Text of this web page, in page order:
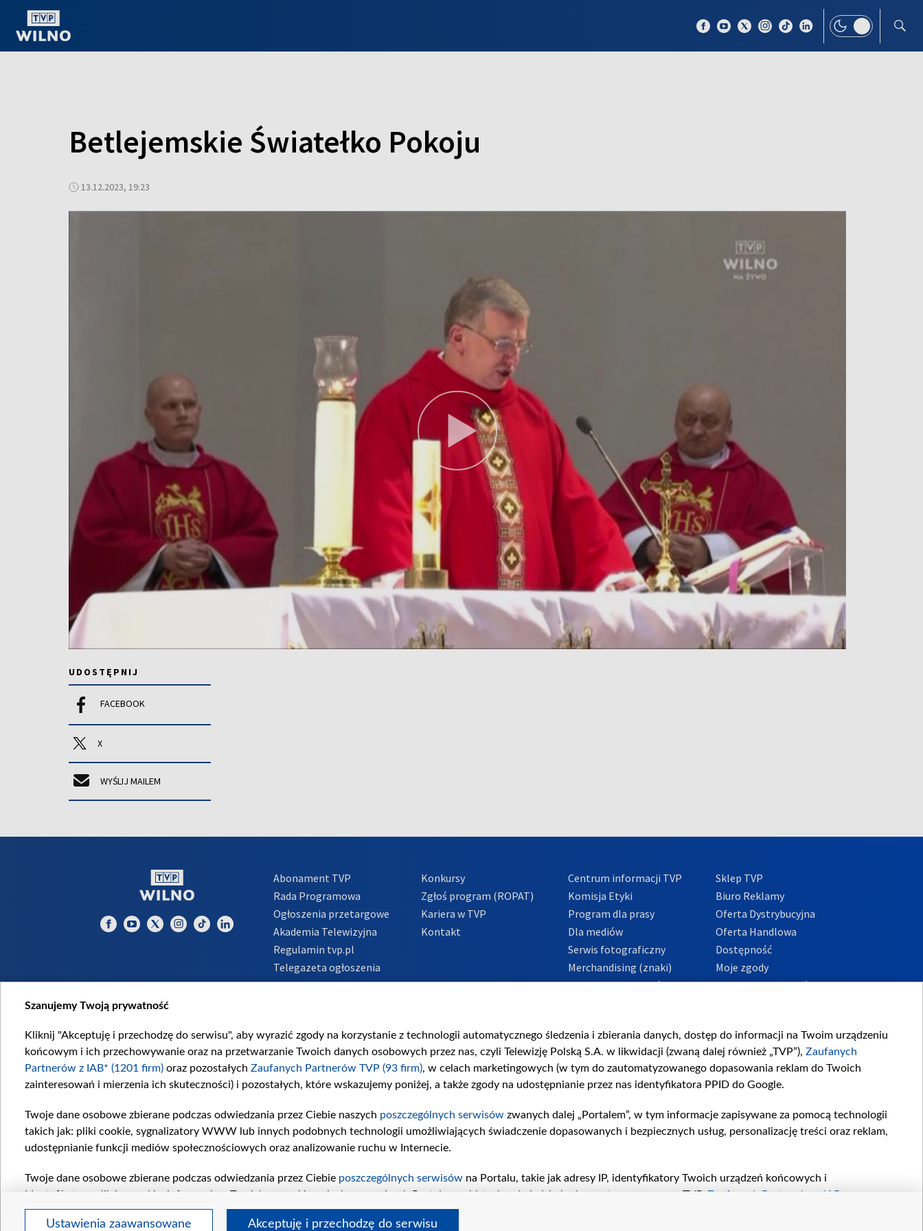
Betlejemskie Światełko Pokoju
13.12.2023, 19:23
UDOSTĘPNIJ
FACEBOOK
X
WYŚLIJ MAILEM
Abonament TVP
Rada Programowa
Ogłoszenia przetargowe
Akademia Telewizyjna
Regulamin tvp.pl
Telegazeta ogłoszenia
Informacje o nadawcy
Konkursy
Zgłoś program (ROPAT)
Kariera w TVP
Kontakt
Centrum informacji TVP
Komisja Etyki
Program dla prasy
Dla mediów
Serwis fotograficzny
Merchandising (znaki)
Polityka Prywatności
Sklep TVP
Biuro Reklamy
Oferta Dystrybucyjna
Oferta Handlowa
Dostępność
Moje zgody
Procedura zgłoszeń
Szanujemy Twoją prywatność
Kliknij "Akceptuję i przechodzę do serwisu", aby wyrazić zgody na korzystanie z technologii automatycznego śledzenia i zbierania danych, dostęp do informacji na Twoim urządzeniu
końcowym i ich przechowywanie oraz na przetwarzanie Twoich danych osobowych przez nas, czyli Telewizję Polską S.A. w likwidacji (zwaną dalej również „TVP”), Zaufanych
Partnerów z IAB* (1201 firm) oraz pozostałych Zaufanych Partnerów TVP (93 firm), w celach marketingowych (w tym do zautomatyzowanego dopasowania reklam do Twoich
zainteresowań i mierzenia ich skuteczności) i pozostałych, które wskazujemy poniżej, a także zgody na udostępnianie przez nas identyfikatora PPID do Google.
Twoje dane osobowe zbierane podczas odwiedzania przez Ciebie naszych poszczególnych serwisów zwanych dalej „Portalem”, w tym informacje zapisywane za pomocą technologii
takich jak: pliki cookie, sygnalizatory WWW lub innych podobnych technologii umożliwiających świadczenie dopasowanych i bezpiecznych usług, personalizację treści oraz reklam,
udostępnianie funkcji mediów społecznościowych oraz analizowanie ruchu w Internecie.
Twoje dane osobowe zbierane podczas odwiedzania przez Ciebie poszczególnych serwisów na Portalu, takie jak adresy IP, identyfikatory Twoich urządzeń końcowych i
identyfikatory plików cookie, informacje o Twoich wyszukiwaniach w serwisach Portalu czy historia odwiedzin będą przetwarzane przez TVP, Zaufanych Partnerów z IAB
pozostałychZaufanych Partnerów TVP
dla realizacji następujących celów i funkcji: przechowywania informacji na urządzeniu lub dostęp do nich, wyboru podstawowych reklam,
wyboru spersonalizowanych reklam, tworzenia profilu spersonalizowanych reklam, tworzenia profilu spersonalizowanych treści, wyboru spersonalizowanych treści, pomiaru
Ustawienia zaawansowane Akceptuję i przechodzę do serwisu